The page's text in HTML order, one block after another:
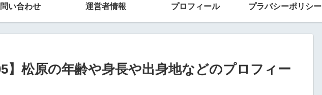
い合わせ 運営者情報 プロフィール プラバシーポリシー
】松原の年齢や身長や出身地などのプロフィー